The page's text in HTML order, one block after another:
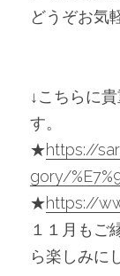
どうぞお気
↓こちらに
す。
★https://
gory/
★https://
１１月もご
ら楽しみに